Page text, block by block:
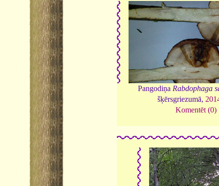
Pangodiņa Rabdophaga
šķērsgriezumā,
Komentēt (0)